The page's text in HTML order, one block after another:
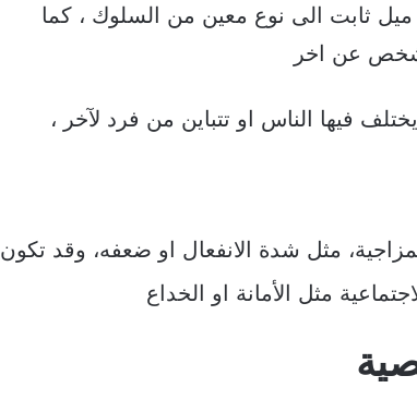
ميل ثابت الى نوع معين من السلوك ، كما
شخص عن اخر
فيها الناس او تتباين من فرد لآخر ،
مثل شدة الانفعال او ضعفه، وقد تكون
مثل الأمانة او الخداع